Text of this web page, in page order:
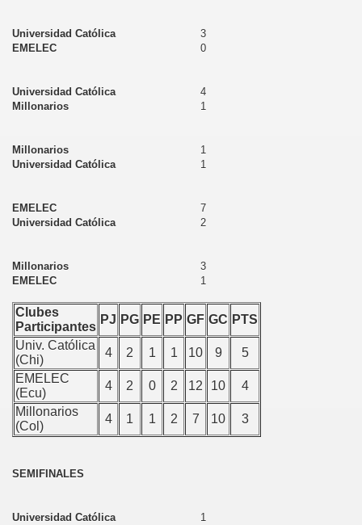
Universidad Católica
3
EMELEC
0
Universidad Católica
4
Millonarios
1
Millonarios
1
Universidad Católica
1
EMELEC
7
Universidad Católica
2
Millonarios
3
EMELEC
1
Clubes
Participantes
PJ PG PE PP GF GC PTS
Univ. Católica
(Chi)
4 2 1 1 10 9
5
EMELEC
(Ecu)
4 2 0 2 12 10
4
Millonarios
(Col)
4 1 1 2 7 10 3
SEMIFINALES
Universidad Católica
1